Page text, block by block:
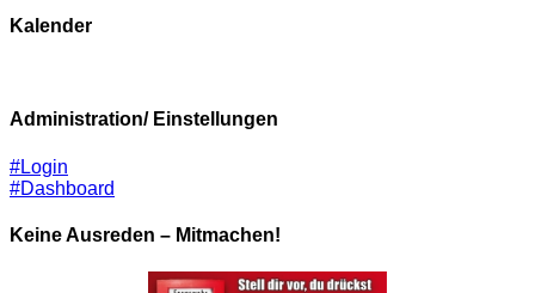
Kalender
Administration/ Einstellungen
#Login
#Dashboard
Keine Ausreden – Mitmachen!